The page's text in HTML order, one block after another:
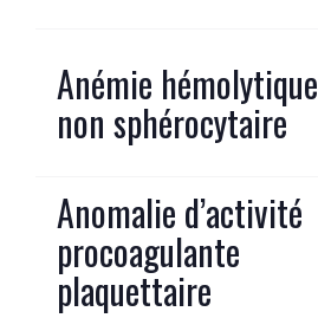
Anémie hémolytique
non sphérocytaire
Anomalie d’activité
procoagulante
plaquettaire